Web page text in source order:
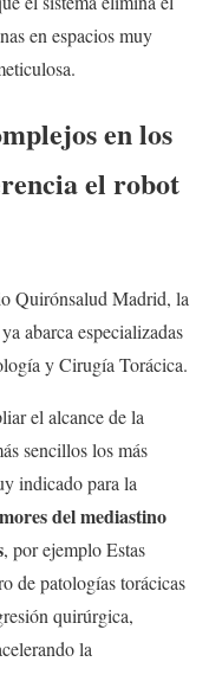
en espacios muy
en los
el robot
Quirónsalud Madrid, la
abarca especializadas
y Cirugía Torácica.
el alcance de la
sencillos los más
indicado para la
del mediastino
, por ejemplo Estas
de patologías torácicas
quirúrgica,
la